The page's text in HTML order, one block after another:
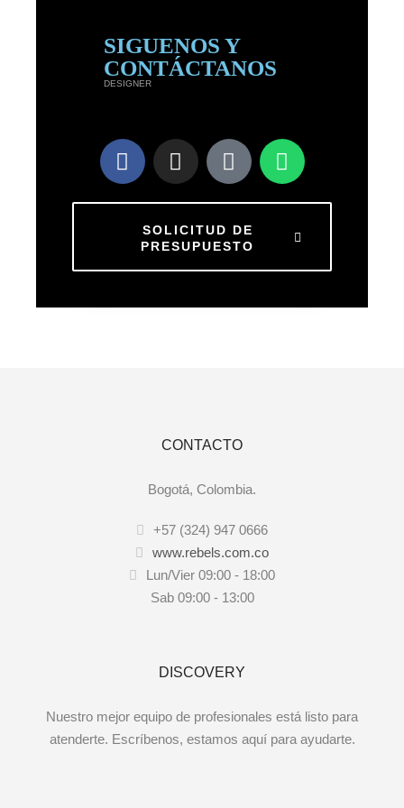
SIGUENOS Y
CONTÁCTANOS
DESIGNER
SOLICITUD DE
PRESUPUESTO
CONTACTO
Bogotá, Colombia.
+57 (324) 947 0666
www.rebels.com.co
Lun/Vier 09:00 - 18:00
Sab 09:00 - 13:00
DISCOVERY
Nuestro mejor equipo de profesionales está listo para
atenderte. Escríbenos, estamos aquí para ayudarte.